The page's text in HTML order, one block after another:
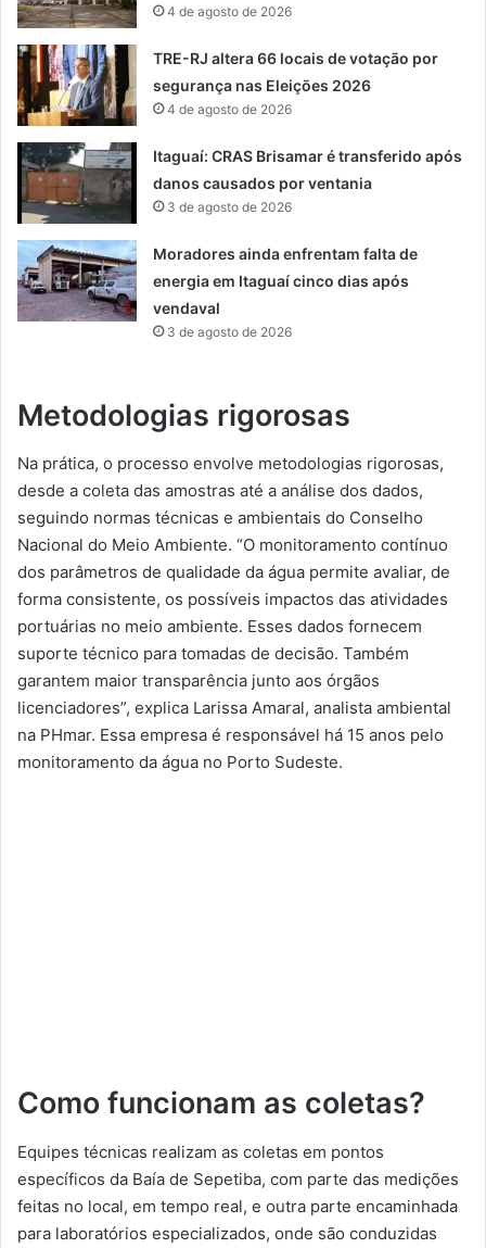
4 de agosto de 2026
TRE-RJ altera 66 locais de votação por
segurança nas Eleições 2026
4 de agosto de 2026
Itaguaí: CRAS Brisamar é transferido após
danos causados por ventania
3 de agosto de 2026
Moradores ainda enfrentam falta de
energia em Itaguaí cinco dias após
vendaval
3 de agosto de 2026
Metodologias rigorosas
Na prática, o processo envolve metodologias rigorosas,
desde a coleta das amostras até a análise dos dados,
seguindo normas técnicas e ambientais do Conselho
Nacional do Meio Ambiente. “O monitoramento contínuo
dos parâmetros de qualidade da água permite avaliar, de
forma consistente, os possíveis impactos das atividades
portuárias no meio ambiente. Esses dados fornecem
suporte técnico para tomadas de decisão. Também
garantem maior transparência junto aos órgãos
licenciadores”, explica Larissa Amaral, analista ambiental
na PHmar. Essa empresa é responsável há 15 anos pelo
monitoramento da água no Porto Sudeste.
Como funcionam as coletas?
Equipes técnicas realizam as coletas em pontos
específicos da Baía de Sepetiba, com parte das medições
feitas no local, em tempo real, e outra parte encaminhada
para laboratórios especializados, onde são conduzidas